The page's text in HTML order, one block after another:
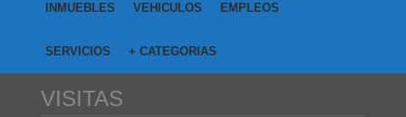
INMUEBLES VEHICULOS EMPLEOS
SERVICIOS + CATEGORIAS
VISITAS